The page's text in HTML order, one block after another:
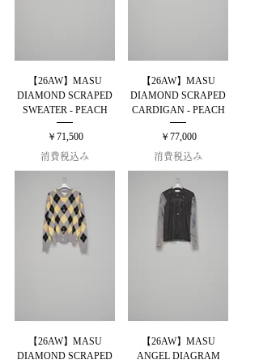
【26AW】MASU
DIAMOND SCRAPED
SWEATER - PEACH
価格
￥71,500
消費税込み
【26AW】MASU
DIAMOND SCRAPED
CARDIGAN - PEACH
価格
￥77,000
消費税込み
【26AW】MASU
DIAMOND SCRAPED
【26AW】MASU
ANGEL DIAGRAM